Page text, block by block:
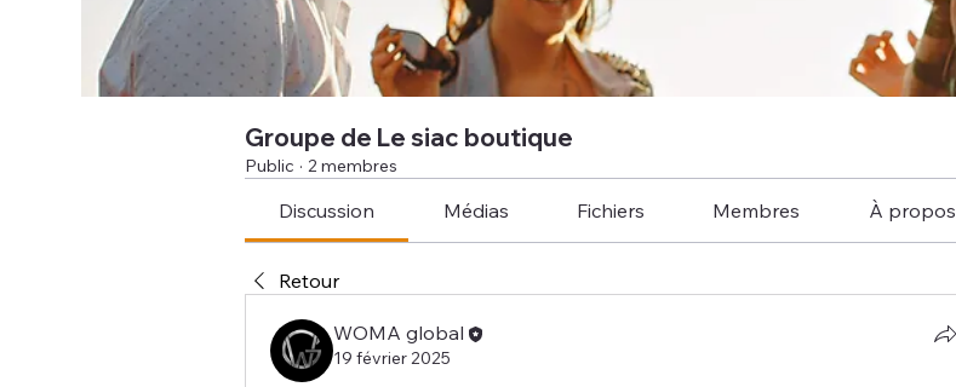
Groupe de Le siac boutique
Public · 2 membres
Discussion Médias Fichiers Membres À propos
Retour
WOMA global
19 février 2025